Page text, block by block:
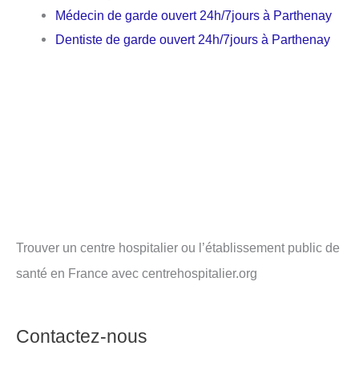
Médecin de garde ouvert 24h/7jours à Parthenay
Dentiste de garde ouvert 24h/7jours à Parthenay
Trouver un centre hospitalier ou l’établissement public de
santé en France avec centrehospitalier.org
Contactez-nous